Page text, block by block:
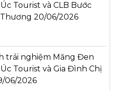
Tourist và CLB Bước
20/06/2026
trải nghiệm Măng Đen
Tourist và Gia Đình Chị
06/2026